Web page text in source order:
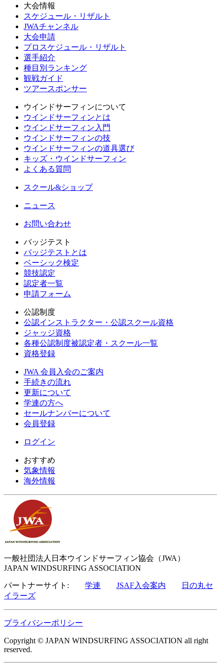
大会情報
スケジュール・リザルト
JWAチャンネル
大会申請
プロスケジュール・リザルト
選手紹介
種目別ランキング
観戦ガイド
ツアースポンサー
ウインドサーフィンについて
ウインドサーフィンとは
ウインドサーフィン入門
ウインドサーフィンの技
ウインドサーフィンの道具選び
キッズ・ウインドサーフィン
よくある質問
スクール&ショップ
ニュース
お問い合わせ
バッジテスト
バッジテストとは
ベーシック検定
競技認定
認定者一覧
申請フォーム
公認制度
公認インストラクター・公認スクール資格
ジャッジ資格
各種公認制度被認定者・スクール一覧
資格登録
JWA 会員入会のご案内
手続きの流れ
更新について
学連の方へ
セールナンバーについて
会員登録
ログイン
おすすめ
気象情報
海外情報
一般社団法人日本ウインドサーフィン協会（JWA）
JAPAN WINDSURFING ASSOCIATION
パートナーサイト: 学連 JSAF入会案内
日の丸セ
イラーズ
プライバシーポリシー
Copyright © JAPAN WINDSURFING ASSOCIATION all right
reserved.